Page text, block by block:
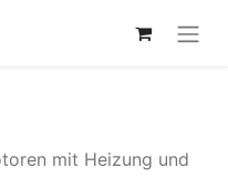
mit Heizung und